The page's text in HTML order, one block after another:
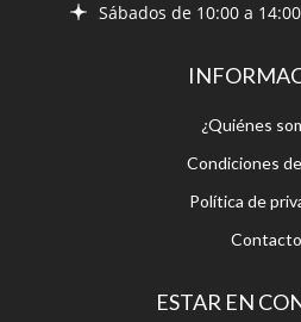
Sábados de 10:00 a
¿Quiénes
Condiciones
Política de
Contacto
ESTAR EN